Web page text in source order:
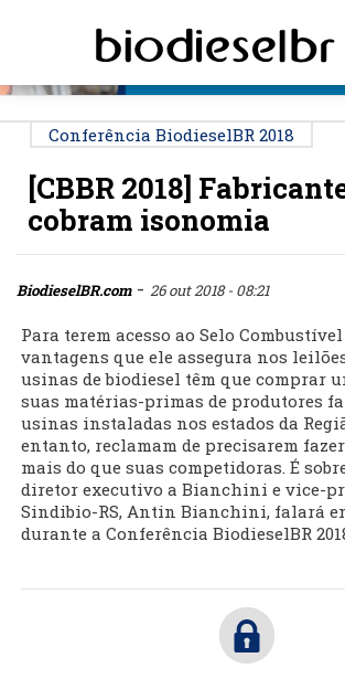
Conferência BiodieselBR 2018
[CBBR 2018]
cobram isonomia
BiodieselBR.com- 26 out 2018 - 08:21
Para terem acesso ao Selo
vantagens que ele assegura nos
usinas de biodiesel têm que comprar
suas matérias-primas de produtores
usinas instaladas nos estados da
entanto, reclamam de precisarem
mais do que suas competidoras. É
diretor executivo a Bianchini e vice-
Sindibio-RS, Antin Bianchini, falará
durante a Conferência BiodieselBR